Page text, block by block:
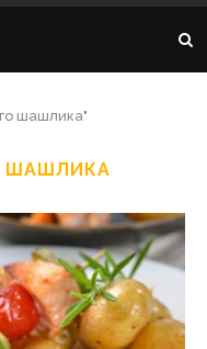
шашлика"
ШАШЛИКА